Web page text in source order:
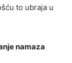
to ubraja u
namaza